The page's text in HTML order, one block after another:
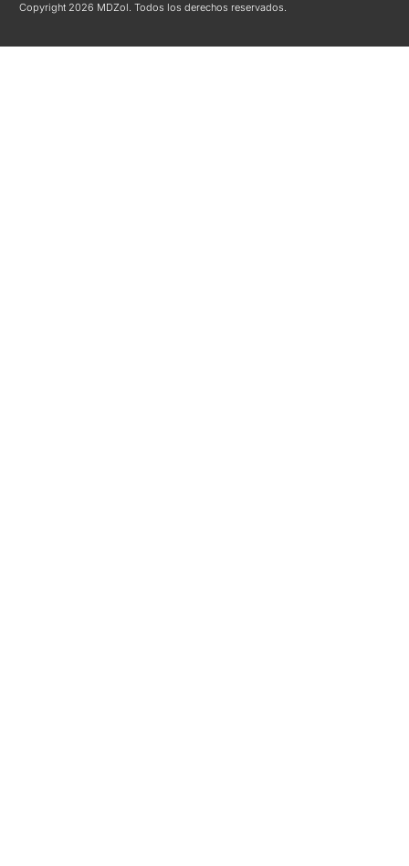
Copyright 2026 MDZol. Todos los derechos reservados.